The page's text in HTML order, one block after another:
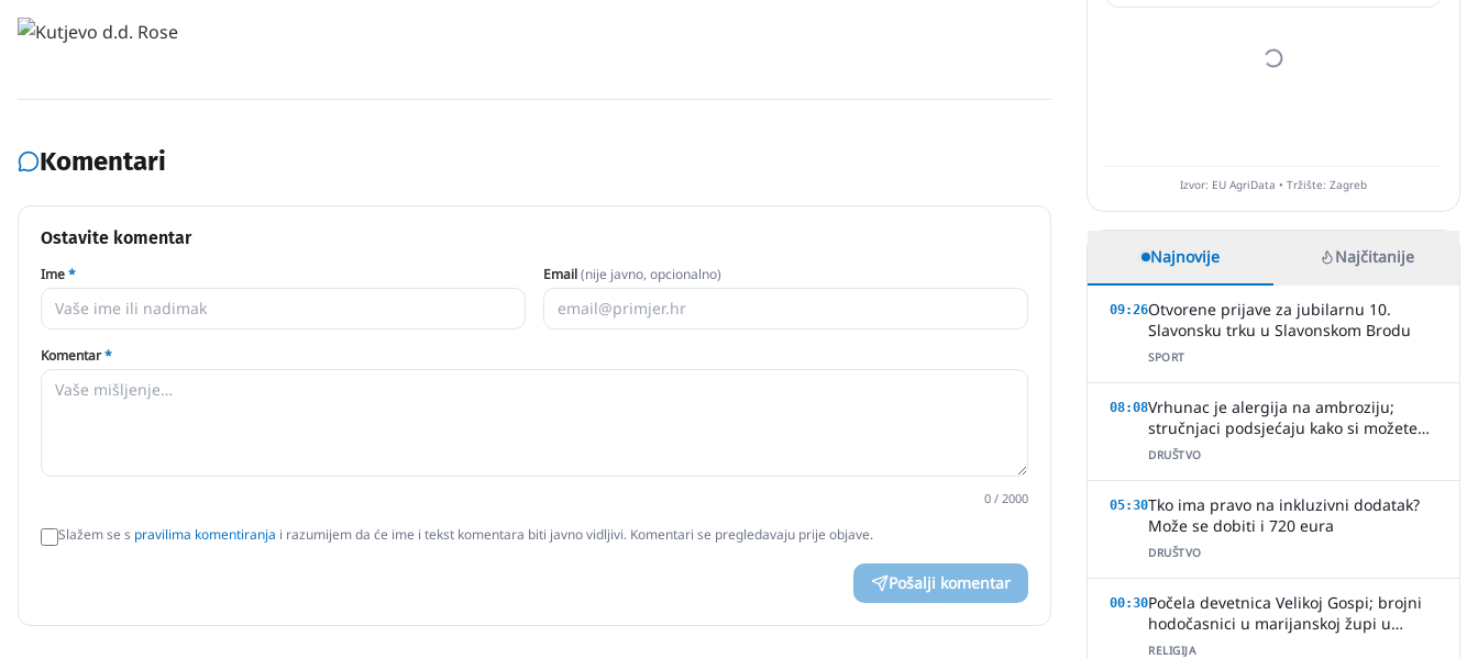
Komentari
Ostavite komentar
Ime* Email(nije javno, opcionalno)
Komentar*
0 / 2000
Slažem se s pravilima komentiranja i razumijem da će ime i tekst komentara biti javno vidljivi. Komentari se pregledavaju prije objave.
Pošalji komentar
Izvor: EU AgriData • Tržište: Zagreb
Najnovije Najčitanije
09:26Otvorene prijave za jubilarnu 10.
Slavonsku trku u Slavonskom Brodu
SPORT
08:08Vrhunac je alergija na ambroziju;
stručnjaci podsjećaju kako si možete
pomoći
DRUŠTVO
05:30Tko ima pravo na inkluzivni dodatak?
Može se dobiti i 720 eura
DRUŠTVO
00:30Počela devetnica Velikoj Gospi; brojni
hodočasnici u marijanskoj župi u
Brodskom Vinogorju
RELIGIJA